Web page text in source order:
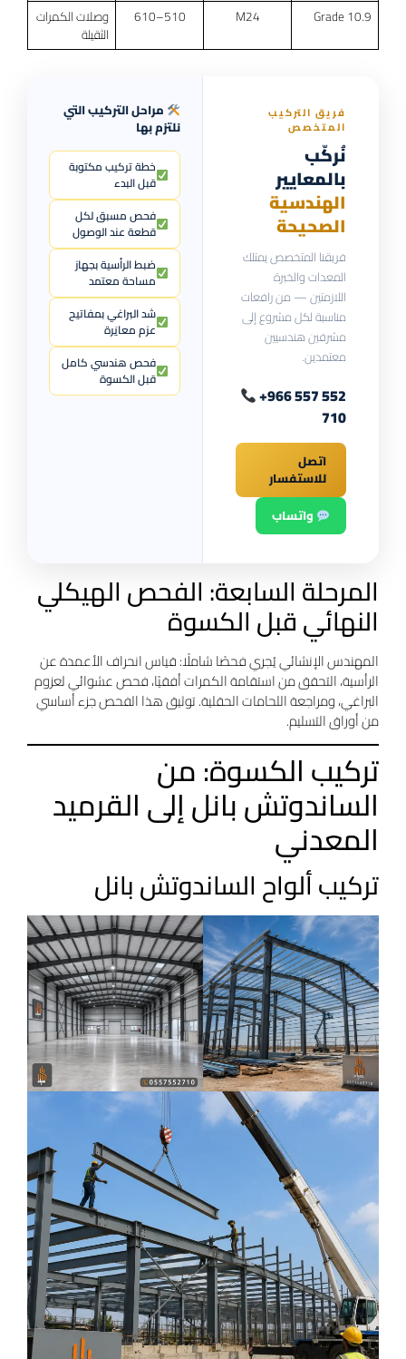
Grade 10.9
M24
510–610 وصلات الكمرات
الثقيلة
فريق التركيب
المتخصص
نُركّب
بالمعايير
الهندسية
الصحيحة
فريقنا المتخصص يمتلك
المعدات والخبرة
اللازمتين — من رافعات
مناسبة لكل مشروع إلى
مشرفين هندسيين
معتمدين.
+966 557 552
710
اتصل
للاستفسار
واتساب
مراحل التركيب التي
نلتزم بها
خطة تركيب مكتوبة
قبل البدء
فحص مسبق لكل
قطعة عند الوصول
ضبط الرأسية بجهاز
مساحة معتمد
شد البراغي بمفاتيح
عزم معايَرة
فحص هندسي كامل
قبل الكسوة
المرحلة السابعة: الفحص الهيكلي
النهائي قبل الكسوة
المهندس الإنشائي يُجري فحصًا شاملًا: قياس انحراف الأعمدة عن
الرأسية، التحقق من استقامة الكمرات أفقيًا، فحص عشوائي لعزوم
البراغي، ومراجعة اللحامات الحقلية. توثيق هذا الفحص جزء أساسي
من أوراق التسليم.
تركيب الكسوة: من
الساندوتش بانل إلى القرميد
المعدني
تركيب ألواح الساندوتش بانل